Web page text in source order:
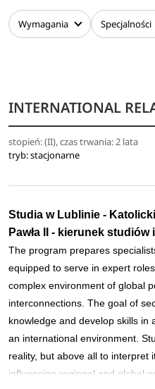
sprawność i
Absolwent nabywa
podstawowych
gospodarczych
Licencjat zdobywa
pozwalające na pracę
operacyjnych
przedsiębiorstw.
ogólnego pozwala na
wykorzystywanych w
specjalizującego się w
Obszerny kurs z
obowiązkowy dla
kompetencji
tym obszarze. W
polityki gospodarczej
regionalnego – oraz
Wymagania Specjalności
INTERNATIONAL
stopień: (II), czas trwania: 2 lata
tryb: stacjonarne
Studia w Lublinie -
Pawła II - kierunek
The program prepares
equipped to serve in expert
complex environment of global
interconnections. The goal of
knowledge and develop skills in
an international environment.
reality, but above all to interpret
influencing regional and global